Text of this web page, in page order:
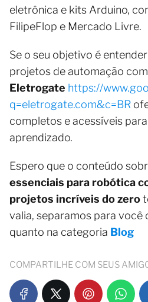
eletrônica e kits Arduino,
FilipeFlop e Mercado Livre.
Se o seu objetivo é
projetos de automação
Eletrogate https://
q=eletrogate.com&c=BR
completos e acessíveis
aprendizado.
Espero que o conteúdo
essenciais para robótica
projetos incríveis do zero
valia, separamos para você
quanto na categoria Blog
COMPARTILHE COM SEUS